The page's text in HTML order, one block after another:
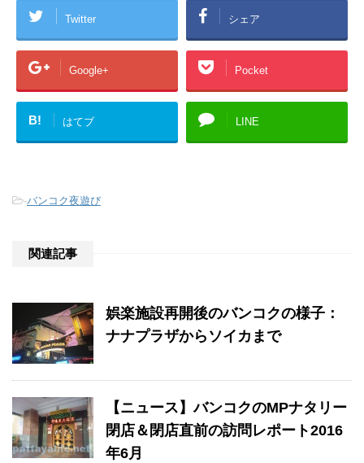
Twitter シェア
Google+ Pocket
B! はてブ LINE
-バンコク夜遊び
関連記事
娯楽施設再開後のバンコクの様子：
ナナプラザからソイカまで
【ニュース】バンコクのMPナタリー
閉店＆閉店直前の訪問レポート2016
年6月